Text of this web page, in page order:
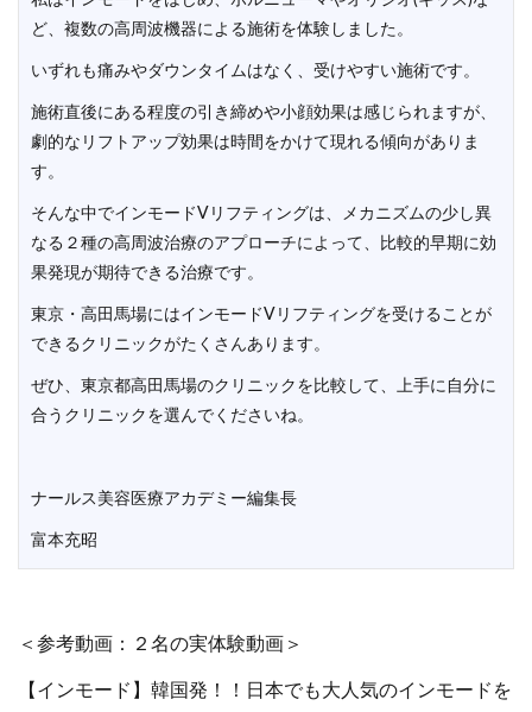
ど、複数の高周波機器による施術を体験しました。
いずれも痛みやダウンタイムはなく、受けやすい施術です。
施術直後にある程度の引き締めや小顔効果は感じられますが、
劇的なリフトアップ効果は時間をかけて現れる傾向がありま
す。
そんな中でインモードVリフティングは、メカニズムの少し異
なる２種の高周波治療のアプローチによって、比較的早期に効
果発現が期待できる治療です。
東京・高田馬場にはインモードVリフティングを受けることが
できるクリニックがたくさんあります。
ぜひ、東京都高田馬場のクリニックを比較して、上手に自分に
合うクリニックを選んでくださいね。
ナールス美容医療アカデミー編集長
富本充昭
＜参考動画：２名の実体験動画＞
【インモード】韓国発！！日本でも大人気のインモードを